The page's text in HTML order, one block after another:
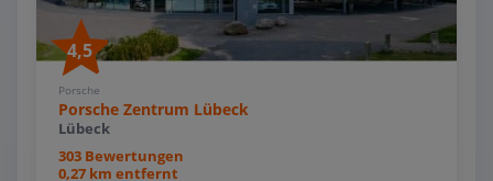
4,5
Porsche
Porsche Zentrum Lübeck
Lübeck
303 Bewertungen
0,27 km entfernt